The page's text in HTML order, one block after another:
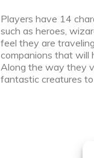
Players have 14
such as heroes,
feel they are
companions that will
Along the way they
fantastic creatures